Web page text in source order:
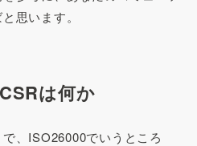
思います。
は何か
、ISO26000でいうところ